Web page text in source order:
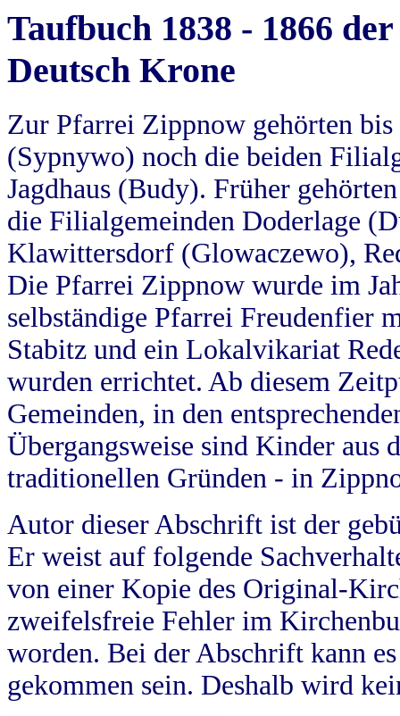
Taufbuch 1838 - 1866
Deutsch Krone
Zur Pfarrei Zippnow gehörten
(Sypnywo) noch die beiden
Jagdhaus (Budy). Früher
die Filialgemeinden Doderlage
Klawittersdorf (Glowaczewo),
Die Pfarrei Zippnow wurde im
selbständige Pfarrei Freudenfier
Stabitz und ein Lokalvikariat
wurden errichtet. Ab diesem
Gemeinden, in den
Übergangsweise sind Kinder aus
traditionellen Gründen - in
Autor dieser Abschrift ist der
Er weist auf folgende
von einer Kopie des Original-
zweifelsfreie Fehler im
worden. Bei der Abschrift kann
gekommen sein. Deshalb wird